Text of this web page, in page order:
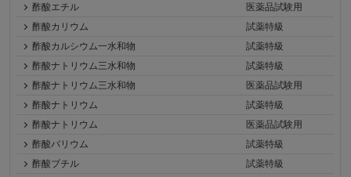
酢酸エチル
医薬品試験用
酢酸カリウム
試薬特級
酢酸カルシウム一水和物
試薬特級
酢酸ナトリウム三水和物
試薬特級
酢酸ナトリウム三水和物
医薬品試験用
酢酸ナトリウム
試薬特級
酢酸ナトリウム
医薬品試験用
酢酸バリウム
試薬特級
酢酸ブチル
試薬特級